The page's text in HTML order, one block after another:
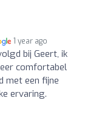
1 year ago
bij Geert, ik
comfortabel
met een fijne
ervaring.